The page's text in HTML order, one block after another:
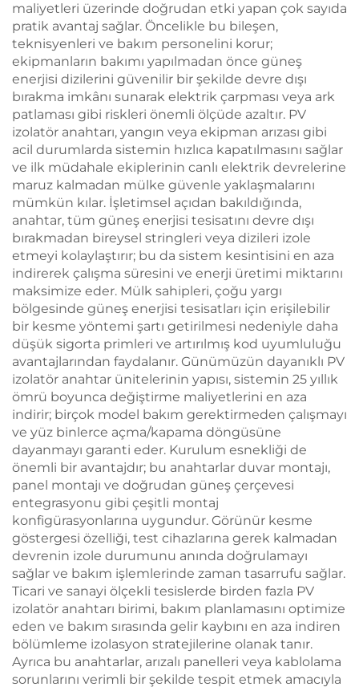
maliyetleri üzerinde doğrudan etki yapan çok sayıda
pratik avantaj sağlar. Öncelikle bu bileşen,
teknisyenleri ve bakım personelini korur;
ekipmanların bakımı yapılmadan önce güneş
enerjisi dizilerini güvenilir bir şekilde devre dışı
bırakma imkânı sunarak elektrik çarpması veya ark
patlaması gibi riskleri önemli ölçüde azaltır. PV
izolatör anahtarı, yangın veya ekipman arızası gibi
acil durumlarda sistemin hızlıca kapatılmasını sağlar
ve ilk müdahale ekiplerinin canlı elektrik devrelerine
maruz kalmadan mülke güvenle yaklaşmalarını
mümkün kılar. İşletimsel açıdan bakıldığında,
anahtar, tüm güneş enerjisi tesisatını devre dışı
bırakmadan bireysel stringleri veya dizileri izole
etmeyi kolaylaştırır; bu da sistem kesintisini en aza
indirerek çalışma süresini ve enerji üretimi miktarını
maksimize eder. Mülk sahipleri, çoğu yargı
bölgesinde güneş enerjisi tesisatları için erişilebilir
bir kesme yöntemi şartı getirilmesi nedeniyle daha
düşük sigorta primleri ve artırılmış kod uyumluluğu
avantajlarından faydalanır. Günümüzün dayanıklı PV
izolatör anahtar ünitelerinin yapısı, sistemin 25 yıllık
ömrü boyunca değiştirme maliyetlerini en aza
indirir; birçok model bakım gerektirmeden çalışmayı
ve yüz binlerce açma/kapama döngüsüne
dayanmayı garanti eder. Kurulum esnekliği de
önemli bir avantajdır; bu anahtarlar duvar montajı,
panel montajı ve doğrudan güneş çerçevesi
entegrasyonu gibi çeşitli montaj
konfigürasyonlarına uygundur. Görünür kesme
göstergesi özelliği, test cihazlarına gerek kalmadan
devrenin izole durumunu anında doğrulamayı
sağlar ve bakım işlemlerinde zaman tasarrufu sağlar.
Ticari ve sanayi ölçekli tesislerde birden fazla PV
izolatör anahtarı birimi, bakım planlamasını optimize
eden ve bakım sırasında gelir kaybını en aza indiren
bölümleme izolasyon stratejilerine olanak tanır.
Ayrıca bu anahtarlar, arızalı panelleri veya kablolama
sorunlarını verimli bir şekilde tespit etmek amacıyla